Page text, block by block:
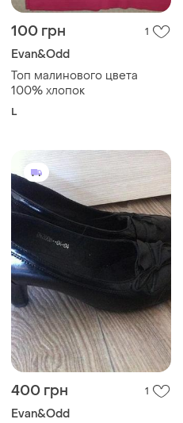
100 грн 1
Evan&Odd
Топ малинового цвета
100% хлопок
L
400 грн 1
Evan&Odd